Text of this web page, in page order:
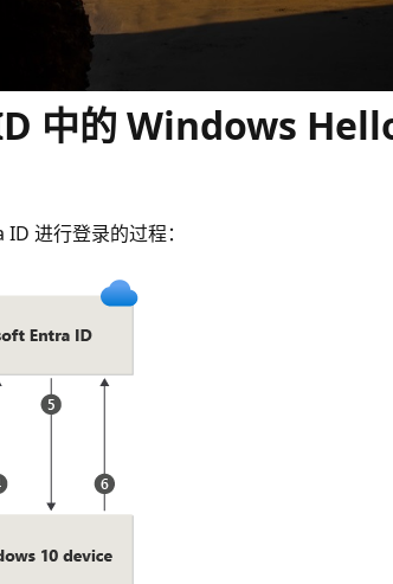
中的 Windows
进行登录的过程：